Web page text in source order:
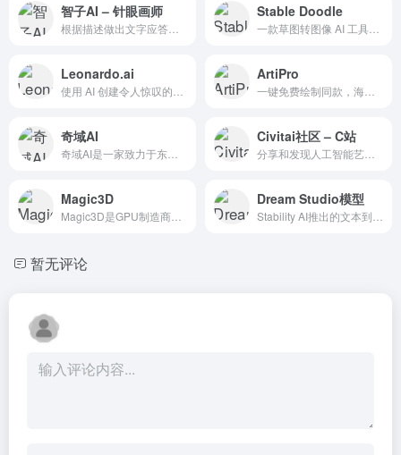
智子AI – 针眼画师 Stable Doodle
Leonardo.ai ArtiPro
奇域AI Civitai社区 – C站
Magic3D Dream Studio模型
暂无评论